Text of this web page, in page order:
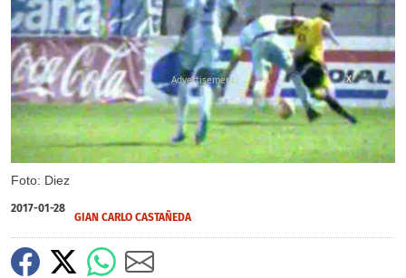
Foto: Diez
X
2017-01-28
GIAN CARLO CASTAÑEDA